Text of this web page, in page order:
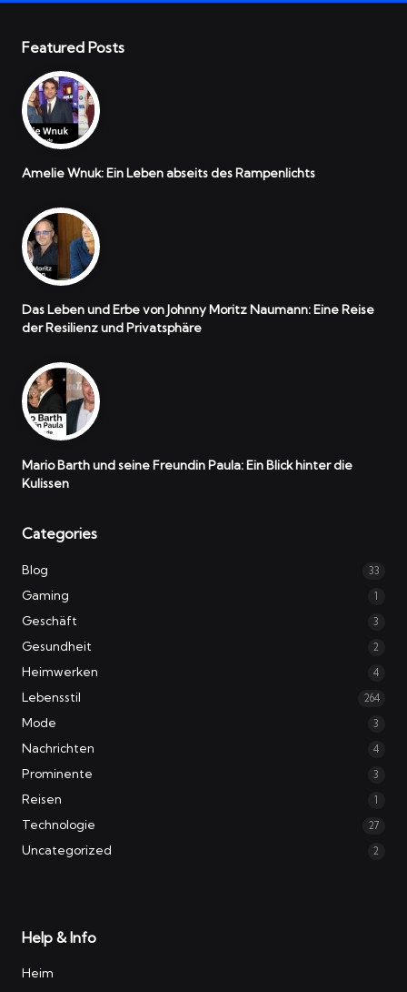
Featured Posts
Amelie Wnuk: Ein Leben abseits des Rampenlichts
Das Leben und Erbe von Johnny Moritz Naumann: Eine Reise
der Resilienz und Privatsphäre
Mario Barth und seine Freundin Paula: Ein Blick hinter die
Kulissen
Categories
Blog 33
Gaming 1
Geschäft 3
Gesundheit 2
Heimwerken 4
Lebensstil 264
Mode 3
Nachrichten 4
Prominente 3
Reisen 1
Technologie 27
Uncategorized 2
Help & Info
Heim